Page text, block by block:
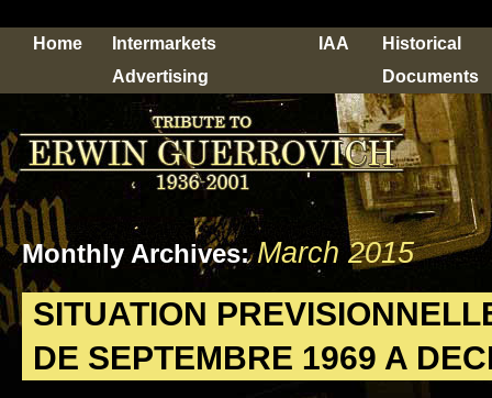
Home
Intermarkets
Advertising
IAA
Historical
Documents
Monthly Archives:March 2015
SITUATION
DE SEPTEMBRE 1969 A